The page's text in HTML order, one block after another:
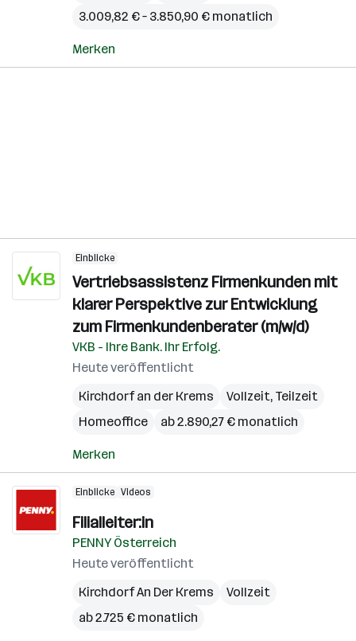
3.009,82 € – 3.850,90 € monatlich
Merken
Einblicke
Vertriebsassistenz Firmenkunden mit
klarer Perspektive zur Entwicklung
zum Firmenkundenberater (m/w/d)
VKB - Ihre Bank. Ihr Erfolg.
Heute veröffentlicht
Kirchdorf an der Krems
Vollzeit, Teilzeit
Homeoffice
ab 2.890,27 € monatlich
Merken
Einblicke Videos
Filialleiter:in
PENNY Österreich
Heute veröffentlicht
Kirchdorf An Der Krems
Vollzeit
ab 2.725 € monatlich